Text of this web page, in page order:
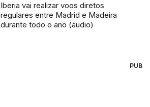
Iberia vai realizar voos diretos
regulares entre Madrid e Madeira
durante todo o ano (áudio)
PUB